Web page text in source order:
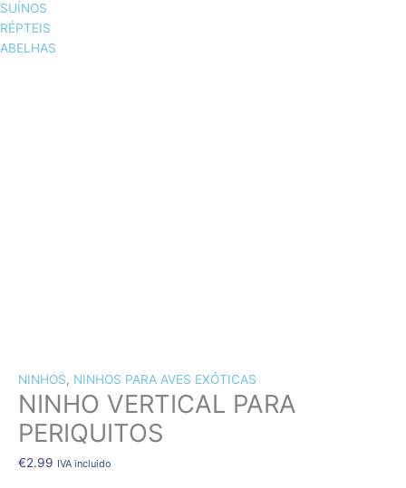
SUÍNOS
RÉPTEIS
ABELHAS
NINHOS, NINHOS PARA AVES EXÓTICAS
NINHO VERTICAL PARA
PERIQUITOS
€2.99 IVA incluido
PARA
PERIQUITOS